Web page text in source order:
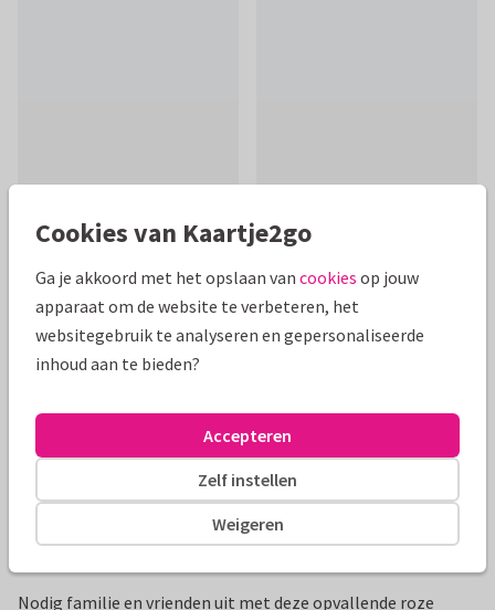
Mooie extra's bij je kaart
Nodig familie en vrienden uit met deze opvallende roze
Cookies van Kaartje2go
Ga je akkoord met het opslaan van cookies op jouw
apparaat om de website te verbeteren, het
websitegebruik te analyseren en gepersonaliseerde
inhoud aan te bieden?
Weigeren
Zelf instellen
Accepteren